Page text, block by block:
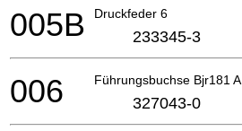
Druckfeder 6
005B 233345-3
Führungsbuchse Bjr181 A
006 327043-0